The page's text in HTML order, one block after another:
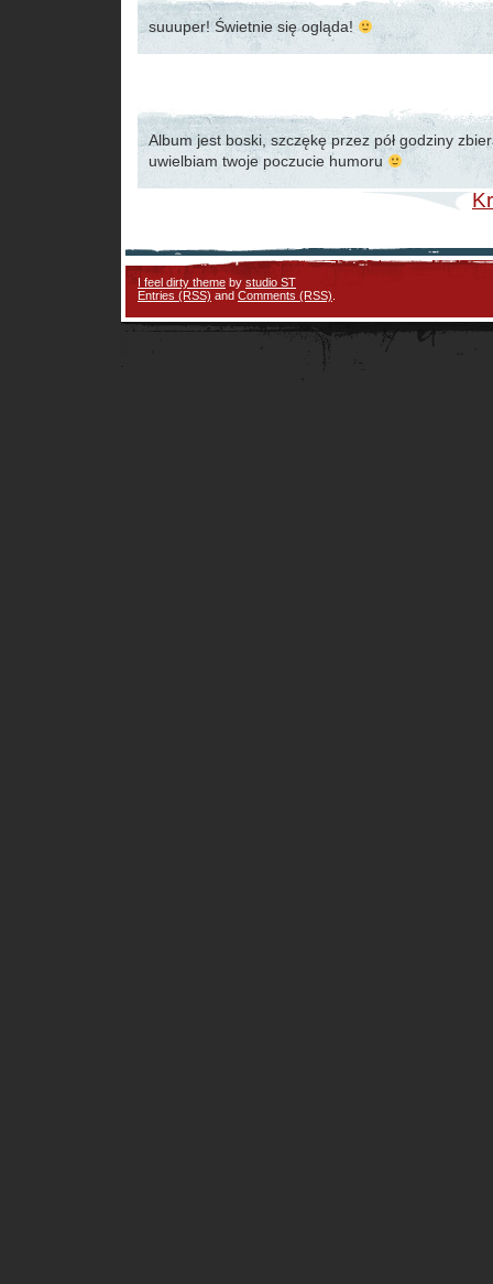
suuuper! Świetnie się ogląda!
Album jest boski, szczękę przez pół godziny
uwielbiam twoje poczucie humoru
I feel dirty theme by studio ST
Entries (RSS) and Comments (RSS)